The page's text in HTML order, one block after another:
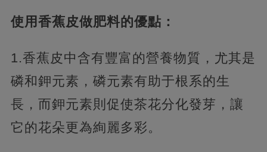
使用香蕉皮做肥料的優點：
1.香蕉皮中含有豐富的營養物質，尤其是
磷和鉀元素，磷元素有助于根系的生
長，而鉀元素則促使茶花分化發芽，讓
它的花朵更為絢麗多彩。